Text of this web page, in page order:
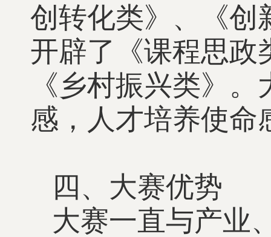
创转化类》、《创
开辟了《课程思政
《乡村振兴类》
感，人才培养使命
四、大赛优势
大赛一直与产业